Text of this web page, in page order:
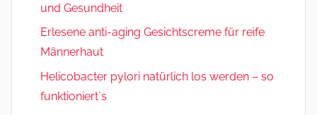
und Gesundheit
Erlesene anti-aging Gesichtscreme für reife
Männerhaut
Helicobacter pylori natürlich los werden – so
funktioniert´s